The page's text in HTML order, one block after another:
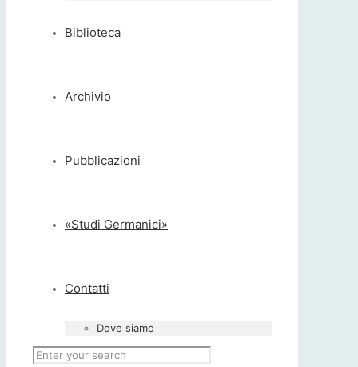
Biblioteca
Archivio
Pubblicazioni
«Studi Germanici»
Contatti
Dove siamo